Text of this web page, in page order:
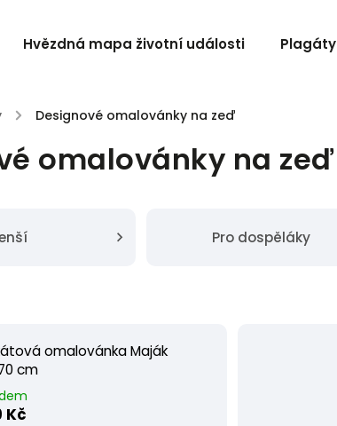
Hvězdná mapa životní události Plagáty
/ Designové omalovánky na zeď
omalovánky na zeď
Pro dospěláky
omalovánka Maják
cm
Kč